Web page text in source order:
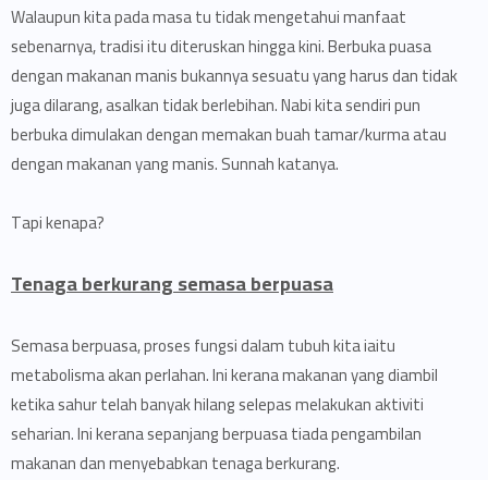
Walaupun kita pada masa tu tidak mengetahui manfaat
sebenarnya, tradisi itu diteruskan hingga kini. Berbuka puasa
dengan makanan manis bukannya sesuatu yang harus dan tidak
juga dilarang, asalkan tidak berlebihan. Nabi kita sendiri pun
berbuka dimulakan dengan memakan buah tamar/kurma atau
dengan makanan yang manis. Sunnah katanya.
Tapi kenapa?
Tenaga berkurang semasa berpuasa
Semasa berpuasa, proses fungsi dalam tubuh kita iaitu
metabolisma akan perlahan. Ini kerana makanan yang diambil
ketika sahur telah banyak hilang selepas melakukan aktiviti
seharian. Ini kerana sepanjang berpuasa tiada pengambilan
makanan dan menyebabkan tenaga berkurang.